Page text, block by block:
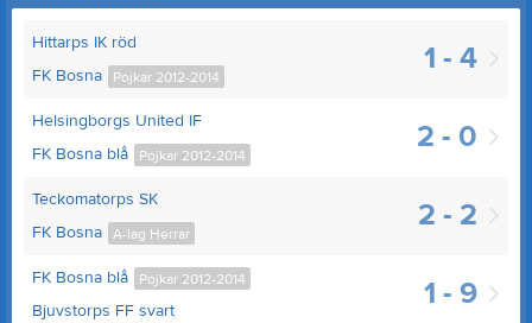
1 - 4
Hittarps IK röd
Pojkar 2012-2014
FK Bosna
2 - 0
Helsingborgs United IF
Pojkar 2012-2014
FK Bosna blå
2 - 2
Teckomatorps SK
A-lag Herrar
FK Bosna
1 - 9
Pojkar 2012-2014
FK Bosna blå
Bjuvstorps FF svart